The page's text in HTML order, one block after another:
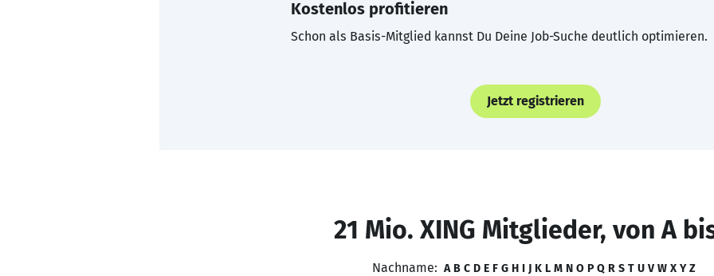
Kostenlos profitieren
Schon als Basis-Mitglied kannst Du Deine Job-Suche deutlich optimieren.
Jetzt registrieren
21 Mio. XING Mitglieder, von A
Nachname: A B C D E F G H I J K L M N O P Q R S T U V W X Y Z